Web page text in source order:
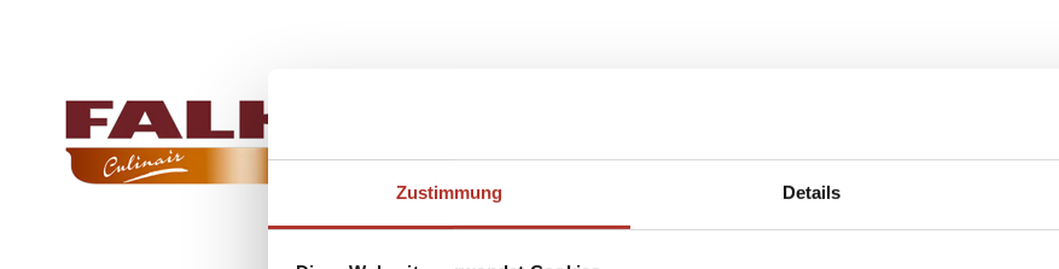
Zustimmung Details